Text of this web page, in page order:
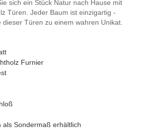
sich ein Stück Natur nach Hause mit
Türen. Jeder Baum ist einzigartig -
Türen zu einem wahren Unikat.
Furnier
als Sondermaß erhältlich